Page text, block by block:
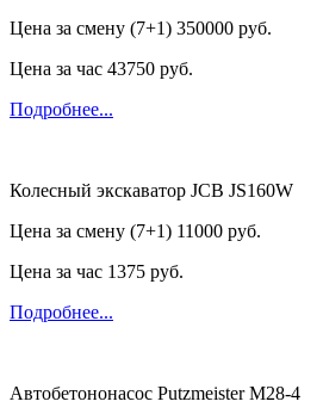
Цена за смену (7+1) 350000 руб.
Цена за час 43750 руб.
Подробнее...
Колесный экскаватор JCB JS160W
Цена за смену (7+1) 11000 руб.
Цена за час 1375 руб.
Подробнее...
Автобетононасос Putzmeister M28-4